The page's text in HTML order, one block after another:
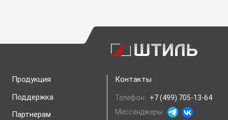
Продукция
Поддержка
Партнерам
Контакты
Телефон: +7 (499) 705-13-64
Мессенджеры: